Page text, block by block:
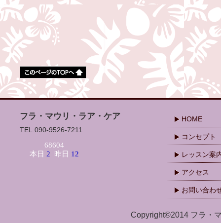
フラ・マウリ・ラア・ケア
TEL:090-9526-7211
HOME
コンセプト
レッスン案
アクセス
お問い合わ
Copyright©2014 フラ・